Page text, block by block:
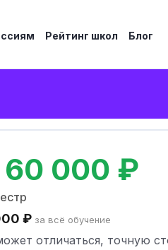
Рейтинг школ Блог
60 000 ₽
₽ за всё обучение
отличаться, точную